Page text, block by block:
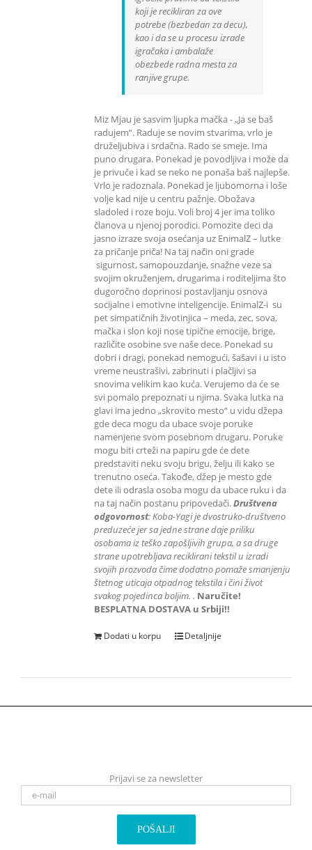
koji je recikliran za ove
potrebe (bezbedan za decu),
kao i da se u procesu izrade
igračaka i ambalaže
obezbede radna mesta za
ranjive grupe.
Miz Mjau je sasvim ljupka mačka - „Ja se baš
radujem“. Raduje se novim stvarima, vrlo je
druželjubiva i srdačna. Rado se smeje. Ima
puno drugara. Ponekad je povodljiva i može da
je privuče i kad se neko ne ponaša baš najlepše.
Vrlo je radoznala. Ponekad je ljubomorna i loše
volje kad nije u centru pažnje. Obožava
sladoled i roze boju. Voli broj 4 jer ima toliko
članova u njenoj porodici. Pomozite deci da
jasno izraze svoja osećanja uz EnimalZ – lutke
za pričanje priča! Na taj način oni grade
sigurnost, samopouzdanje, snažne veze sa
svojim okruženjem, drugarima i roditeljima što
dugoročno doprinosi postavljanju osnova
socijalne i emotivne inteligencije. EnimalZ-i su
pet simpatičnih životinjica – meda, zec, sova,
mačka i slon koji nose tipične emocije, brige,
različite osobine sve naše dece. Ponekad su
dobri i dragi, ponekad nemogući, šašavi i u isto
vreme neustrašivi, zabrinuti i plačljivi sa
snovima velikim kao kuća. Verujemo da će se
svi pomalo prepoznati u njima. Svaka lutka na
glavi ima jedno „skrovito mesto“ u vidu džepa
gde deca mogu da ubace svoje poruke
namenjene svom posebnom drugaru. Poruke
mogu biti crteži na papiru gde će dete
predstaviti neku svoju brigu, želju ili kako se
trenutno oseća. Takođe, džep je mesto gde
dete ili odrasla osoba mogu da ubace ruku i da
na taj način postanu pripovedači.Društvena
odgovornost: Koba-Yagi je dvostruko-društveno
preduzeće jer sa jedne strane daje priliku
osobama iz teško zapošljivih grupa, a sa druge
strane upotrebljava reciklirani tekstil u izradi
svojih prozvoda čime dodatno pomaže smanjenju
štetnog uticaja otpadnog tekstila i čini život
svakog pojedinca boljim. . Naručite!
BESPLATNA DOSTAVA u Srbiji!!
Dodati u korpu Detaljnije
Prijavi se za newsletter